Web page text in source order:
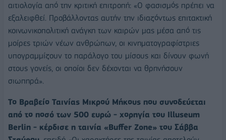
αιτιολογία από την κριτική επιτροπή: «Ο φασισμός πρέπει να
εξαλειφθεί. Προβάλλοντας αυτήν την ιδιαζόντως επιτακτική
κοινωνικοπολιτική ανάγκη των καιρών μας μέσα από τις
μοίρες τριών νέων ανθρώπων, οι κινηματογραφίστριες
υπογραμμίζουν το παράλογο του μίσους και δίνουν φωνή
στους γονείς, οι οποίοι δεν δέχονται να θρηνήσουν
σιωπηρά».
Το Βραβείο Ταινίας Μικρού Μήκους που συνοδεύεται
από το ποσό των 500 ευρώ - χορηγία του Illuseum
Berlin - κέρδισε η ταινία «Buffer Zone» του Σάββα